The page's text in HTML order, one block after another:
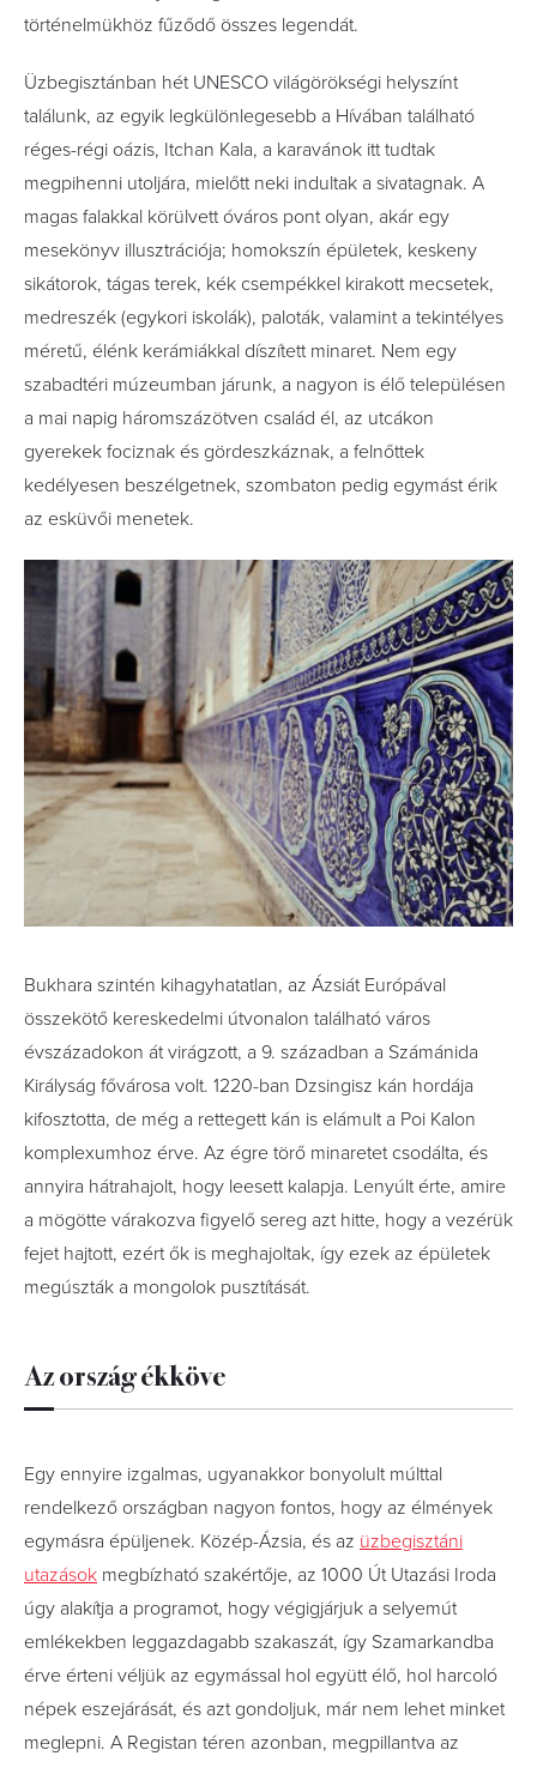
történelmükhöz fűződő összes legendát.
Üzbegisztánban hét UNESCO világörökségi helyszínt
találunk, az egyik legkülönlegesebb a Hívában található
réges-régi oázis, Itchan Kala, a karavánok itt tudtak
megpihenni utoljára, mielőtt neki indultak a sivatagnak. A
magas falakkal körülvett óváros pont olyan, akár egy
mesekönyv illusztrációja; homokszín épületek, keskeny
sikátorok, tágas terek, kék csempékkel kirakott mecsetek,
medreszék (egykori iskolák), paloták, valamint a tekintélyes
méretű, élénk kerámiákkal díszített minaret. Nem egy
szabadtéri múzeumban járunk, a nagyon is élő településen
a mai napig háromszázötven család él, az utcákon
gyerekek fociznak és gördeszkáznak, a felnőttek
kedélyesen beszélgetnek, szombaton pedig egymást érik
az esküvői menetek.
Bukhara szintén kihagyhatatlan, az Ázsiát Európával
összekötő kereskedelmi útvonalon található város
évszázadokon át virágzott, a 9. században a Számánida
Királyság fővárosa volt. 1220-ban Dzsingisz kán hordája
kifosztotta, de még a rettegett kán is elámult a Poi Kalon
komplexumhoz érve. Az égre törő minaretet csodálta, és
annyira hátrahajolt, hogy leesett kalapja. Lenyúlt érte, amire
a mögötte várakozva figyelő sereg azt hitte, hogy a vezérük
fejet hajtott, ezért ők is meghajoltak, így ezek az épületek
megúszták a mongolok pusztítását.
Az ország ékköve
Egy ennyire izgalmas, ugyanakkor bonyolult múlttal
rendelkező országban nagyon fontos, hogy az élmények
egymásra épüljenek. Közép-Ázsia, és az üzbegisztáni
utazások megbízható szakértője, az 1000 Út Utazási Iroda
úgy alakítja a programot, hogy végigjárjuk a selyemút
emlékekben leggazdagabb szakaszát, így Szamarkandba
érve érteni véljük az egymással hol együtt élő, hol harcoló
népek eszejárását, és azt gondoljuk, már nem lehet minket
meglepni. A Registan téren azonban, megpillantva az